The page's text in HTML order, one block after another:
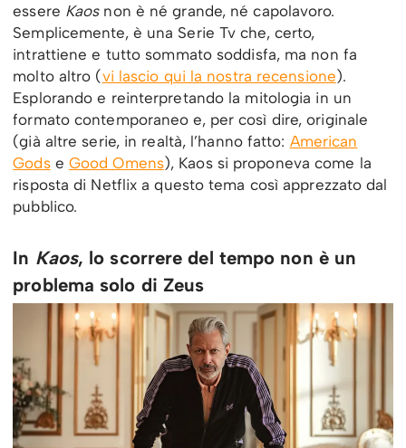
essere Kaosnon è né grande, né capolavoro.
Semplicemente, è una Serie Tv che, certo,
intrattiene e tutto sommato soddisfa, ma non fa
molto altro (vi lascio qui la nostra recensione).
Esplorando e reinterpretando la mitologia in un
formato contemporaneo e, per così dire, originale
(già altre serie, in realtà, l’hanno fatto: American
Godse Good Omens), Kaos si proponeva come la
risposta di Netflix a questo tema così apprezzato dal
pubblico.
In Kaos, lo scorrere del tempo non è un
problema solo di Zeus